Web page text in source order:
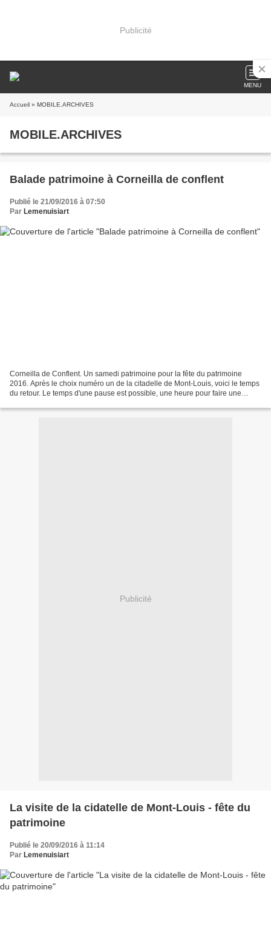
Publicité
MENU
Accueil » MOBILE.ARCHIVES
MOBILE.ARCHIVES
Balade patrimoine à Corneilla de conflent
Publié le 21/09/2016 à 07:50
Par Lemenuisiart
Corneilla de Conflent. Un samedi patrimoine pour la fête du patrimoine
2016. Après le choix numéro un de la citadelle de Mont-Louis, voici le temps
du retour. Le temps d'une pause est possible, une heure pour faire une
Publicité
La visite de la cidatelle de Mont-Louis - fête du
patrimoine
Publié le 20/09/2016 à 11:14
Par Lemenuisiart